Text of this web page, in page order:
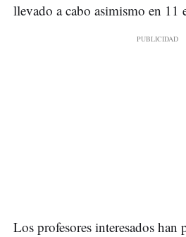
llevado a cabo asimismo en 11
Los profesores interesados han